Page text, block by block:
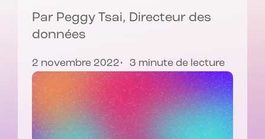
Par Peggy Tsai, Directeur des
données
2 novembre 2022 3 minute de lecture